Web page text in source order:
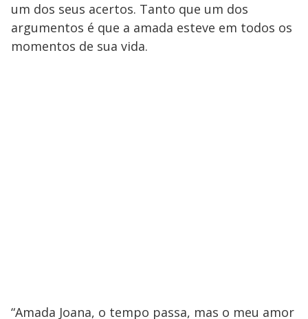
um dos seus acertos. Tanto que um dos
argumentos é que a amada esteve em todos os
momentos de sua vida.
“Amada Joana, o tempo passa, mas o meu amor